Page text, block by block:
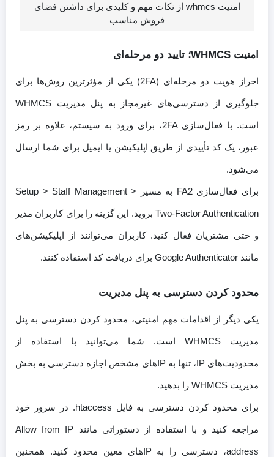
امنیت whmcs از نکات مهم و کلیدی برای داشتن فضای
فروش مناسب
امنیت WHMCS؛ تایید دو مرحله‌ای
احراز هویت دو مرحله‌ای (2FA) یکی از مؤثرترین روش‌ها برای
جلوگیری از دسترسی‌های غیرمجاز به پنل مدیریت WHMCS
است. با فعال‌سازی 2FA، برای ورود به سیستم، علاوه بر رمز
عبور، یک کد تأییدی از طریق اپلیکیشن یا ایمیل برای شما ارسال
می‌شود.
برای فعال‌سازی FA2 به مسیر Setup > Staff Management >
Two-Factor Authentication بروید. این گزینه را برای کاربران مدیر
و حتی مشتریان فعال کنید. کاربران می‌توانند از اپلیکیشن‌های
مانند Google Authenticator برای دریافت کد استفاده کنند.
محدود کردن دسترسی به پنل مدیریت
یکی دیگر از اقدامات مهم امنیتی، محدود کردن دسترسی به پنل
مدیریت WHMCS است. شما می‌توانید با استفاده از
محدودیت‌های IP، تنها به IPهای مشخص اجازه دسترسی به بخش
مدیریت WHMCS را بدهید.
برای محدود کردن دسترسی به فایل htaccess. در سرور خود
مراجعه کنید و با استفاده از دستوراتی مانند Allow from IP
address، دسترسی را به IPهای معین محدود کنید. همچنین